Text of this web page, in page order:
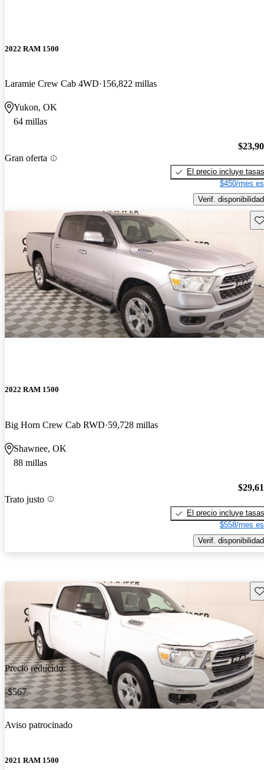
2022 RAM 1500
Laramie Crew Cab 4WD 156,822 millas
Yukon, OK
64 millas
Gran oferta
El precio incluye tasas
$450/mes
Verif. disponibilidad
2022 RAM 1500
Big Horn Crew Cab RWD 59,728 millas
Shawnee, OK
88 millas
Trato justo
El precio incluye tasas
$558/mes
Verif. disponibilidad
Precio reducido
-$567
Aviso patrocinado
2021 RAM 1500